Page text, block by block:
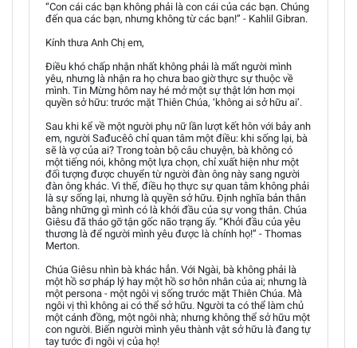
“Con cái các bạn không phải là con cái của các bạn. Chúng
đến qua các bạn, nhưng không từ các bạn!” - Kahlil Gibran.
Kính thưa Anh Chị em,
Điều khó chấp nhận nhất không phải là mất người mình
yêu, nhưng là nhận ra họ chưa bao giờ thực sự thuộc về
mình. Tin Mừng hôm nay hé mở một sự thật lớn hơn mọi
quyền sở hữu: trước mặt Thiên Chúa, ‘không ai sở hữu ai’.
Sau khi kể về một người phụ nữ lần lượt kết hôn với bảy anh
em, người Sađucêô chỉ quan tâm một điều: khi sống lại, bà
sẽ là vợ của ai? Trong toàn bộ câu chuyện, bà không có
một tiếng nói, không một lựa chọn, chỉ xuất hiện như một
đối tượng được chuyển từ người đàn ông này sang người
đàn ông khác. Vì thế, điều họ thực sự quan tâm không phải
là sự sống lại, nhưng là quyền sở hữu. Định nghĩa bản thân
bằng những gì mình có là khởi đầu của sự vong thân. Chúa
Giêsu đã tháo gỡ tận gốc não trạng ấy. “Khởi đầu của yêu
thương là để người mình yêu được là chính họ!” - Thomas
Merton.
Chúa Giêsu nhìn bà khác hẳn. Với Ngài, bà không phải là
một hồ sơ pháp lý hay một hồ sơ hôn nhân của ai; nhưng là
một persona - một ngôi vị sống trước mặt Thiên Chúa. Mà
ngôi vị thì không ai có thể sở hữu. Người ta có thể làm chủ
một cánh đồng, một ngôi nhà; nhưng không thể sở hữu một
con người. Biến người mình yêu thành vật sở hữu là đang tự
tay tước đi ngôi vị của họ!